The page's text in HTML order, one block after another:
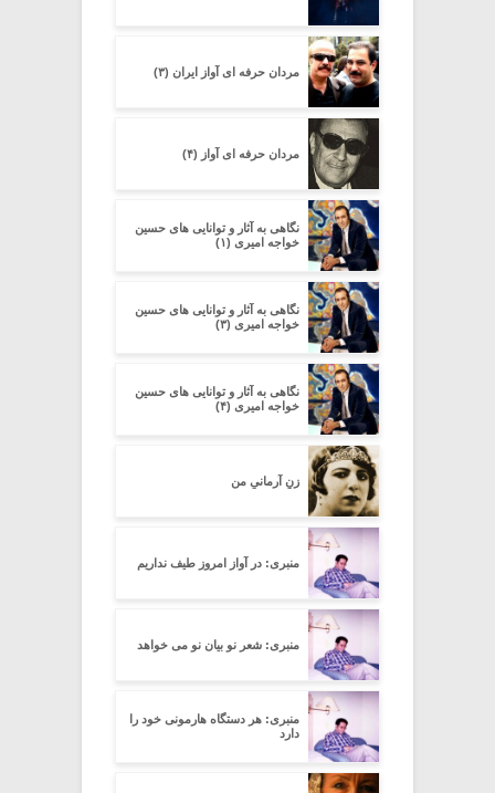
مردان حرفه ای آواز ایران (۳)
مردان حرفه ای آواز (۴)
نگاهی به آثار و توانایی های حسین
خواجه امیری (۱)
نگاهی به آثار و توانایی های حسین
خواجه امیری (۳)
نگاهی به آثار و توانایی های حسین
خواجه امیری (۴)
زنِ آرمانیِ من
منبری: در آواز امروز طیف نداریم
منبری: شعر نو بیان نو می خواهد
منبری: هر دستگاه هارمونی خود را
دارد